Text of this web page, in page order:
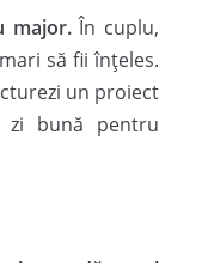
major.În cuplu,
să fii înțeles.
un proiect
bună pentru